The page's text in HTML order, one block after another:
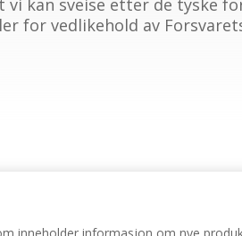
vi kan sveise etter de tyske
for vedlikehold av